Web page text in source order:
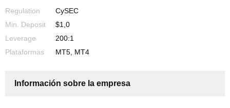
Regulation
CySEC
Min. Deposit
$1,0
Leverage
200:1
Plataformas
MT5, MT4
Información sobre la empresa